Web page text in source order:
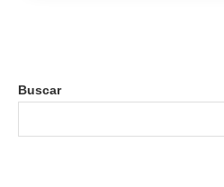
Buscar